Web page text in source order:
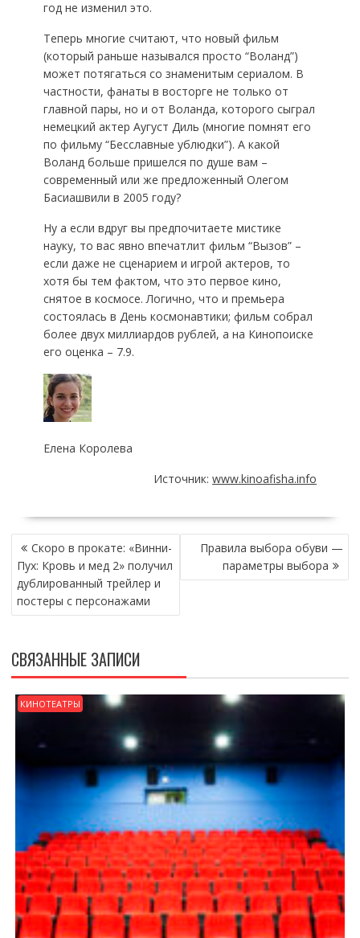
год не изменил это.
Теперь многие считают, что новый фильм
(который раньше назывался просто “Воланд”)
может потягаться со знаменитым сериалом. В
частности, фанаты в восторге не только от
главной пары, но и от Воланда, которого сыграл
немецкий актер Аугуст Диль (многие помнят его
по фильму “Бесславные ублюдки”). А какой
Воланд больше пришелся по душе вам –
современный или же предложенный Олегом
Басиашвили в 2005 году?
Ну а если вдруг вы предпочитаете мистике
науку, то вас явно впечатлит фильм “Вызов” –
если даже не сценарием и игрой актеров, то
хотя бы тем фактом, что это первое кино,
снятое в космосе. Логично, что и премьера
состоялась в День космонавтики; фильм собрал
более двух миллиардов рублей, а на Кинопоиске
его оценка – 7.9.
Елена Королева
Источник:www.kinoafisha.info
НАВИГАЦИЯ
ПО
ЗАПИСЯМ
Скоро в прокате: «Винни-
Пух: Кровь и мед 2» получил
дублированный трейлер и
постеры с персонажами
Правила выбора обуви —
параметры выбора
СВЯЗАННЫЕ ЗАПИСИ
КИНОТЕАТРЫ